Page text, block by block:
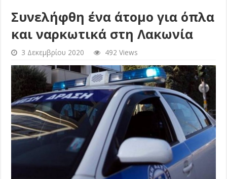
Συνελήφθη ένα άτομο για όπλα
και ναρκωτικά στη Λακωνία
3 Δεκεμβρίου 2020 492 Views